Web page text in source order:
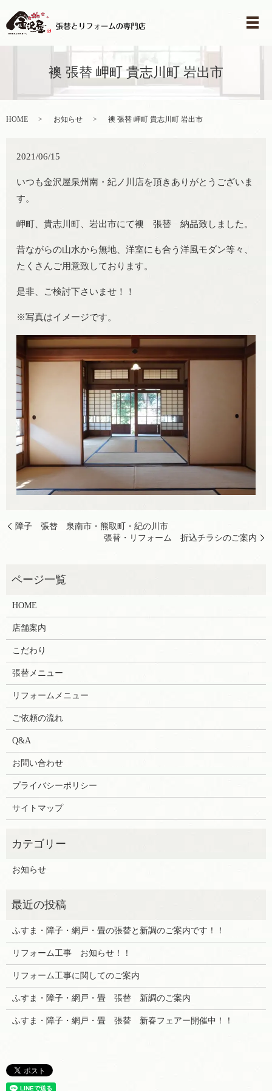
メ
襖 張替 岬町 貴志川町 岩出市
HOME お知らせ 襖 張替 岬町 貴志川町 岩出市
2021/06/15
いつも金沢屋泉州南・紀ノ川店を頂きありがとうございま
す。
岬町、貴志川町、岩出市にて襖 張替 納品致しました。
昔ながらの山水から無地、洋室にも合う洋風モダン等々、
たくさんご用意致しております。
是非、ご検討下さいませ！！
※写真はイメージです。
障子 張替 泉南市・熊取町・紀の川市
張替・リフォーム 折込チラシのご案内
HOME
店舗案内
こだわり
張替メニュー
リフォームメニュー
ご依頼の流れ
Q&A
お問い合わせ
プライバシーポリシー
サイトマップ
お知らせ
ふすま・障子・網戸・畳の張替と新調のご案内です！！
リフォーム工事 お知らせ！！
リフォーム工事に関してのご案内
ふすま・障子・網戸・畳 張替 新調のご案内
ふすま・障子・網戸・畳 張替 新春フェアー開催中！！